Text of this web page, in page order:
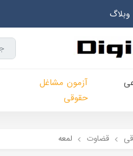
وبلاگ
آزمون مشاغل
حقوقی
قضاوت لمعه